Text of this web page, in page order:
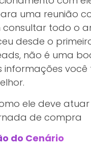
uma reunião
consultar todo o
desde o
não é uma
informações você
ele deve
de compra
do Cenário